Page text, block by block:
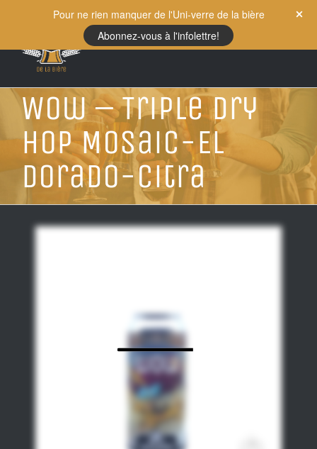
content
Wow – Triple Dry
Hop Mosaic-El
Dorado-Citra
Pour ne rien manquer de l'Uni-verre de la bière
Abonnez-vous à l'infolettre!